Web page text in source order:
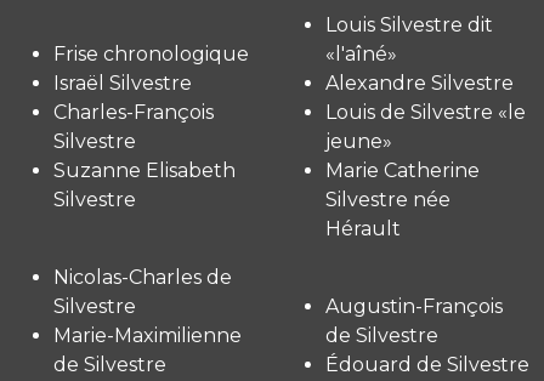
Frise chronologique
Israël Silvestre
Charles-François
Silvestre
Suzanne Elisabeth
Silvestre
Louis Silvestre dit
«l'aîné»
Alexandre Silvestre
Louis de Silvestre «le
jeune»
Marie Catherine
Silvestre née
Hérault
Nicolas-Charles de
Silvestre
Marie-Maximilienne
de Silvestre
Augustin-François
de Silvestre
Édouard de Silvestre